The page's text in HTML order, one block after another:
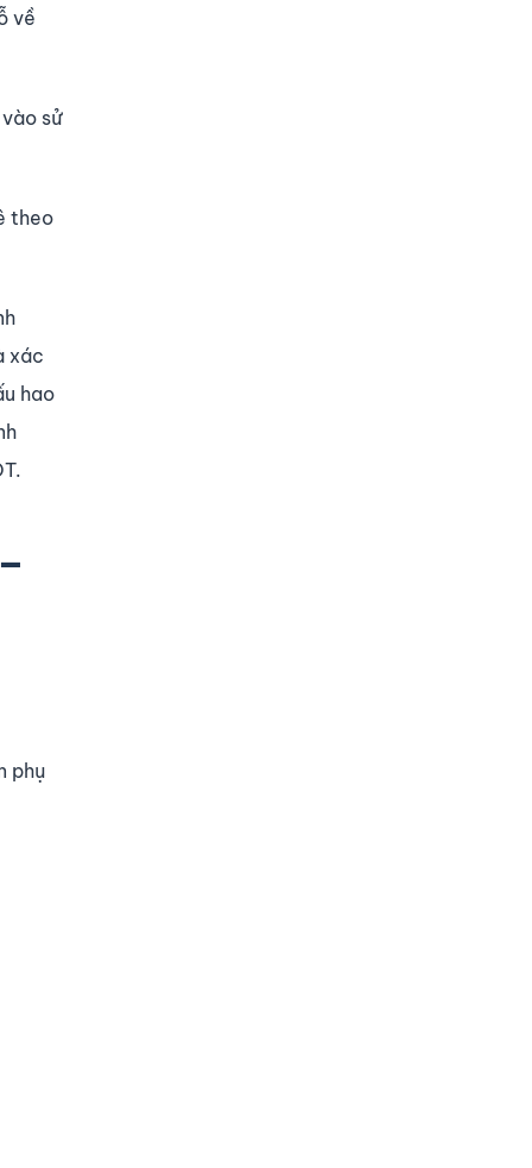
về
sử
theo
xác
hao
phụ